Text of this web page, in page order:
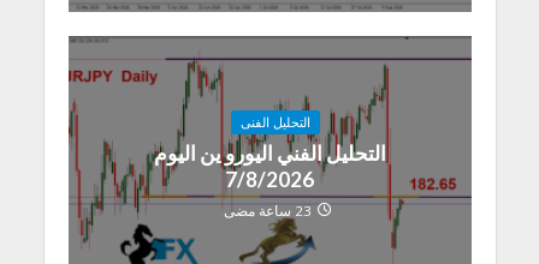
التحليل الفنى
التحليل الفني اليورو ين اليوم
7/8/2026
23 ساعة مضى